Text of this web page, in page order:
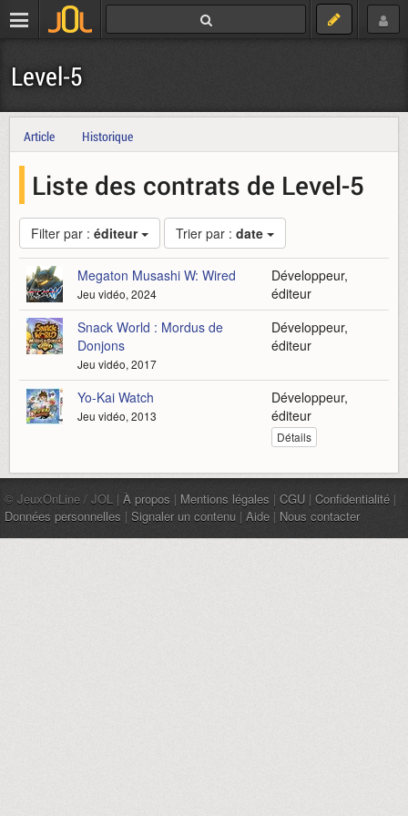
Level-5
Article Historique
Liste des contrats de Level-5
Filter par : éditeur Trier par : date
Megaton Musashi W: Wired
Jeu vidéo, 2024
Développeur,
éditeur
Snack World : Mordus de
Donjons
Jeu vidéo, 2017
Développeur,
éditeur
Yo-Kai Watch
Jeu vidéo, 2013
Développeur,
éditeur
Détails
© JeuxOnLine / JOL | À propos | Mentions légales | CGU | Confidentialité |
Données personnelles | Signaler un contenu | Aide | Nous contacter